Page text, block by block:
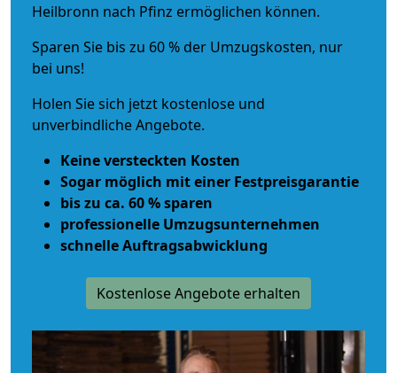
Heilbronn nach Pfinz ermöglichen können.
Sparen Sie bis zu 60 % der Umzugskosten, nur
bei uns!
Holen Sie sich jetzt kostenlose und
unverbindliche Angebote.
Keine versteckten Kosten
Sogar möglich mit einer Festpreisgarantie
bis zu ca. 60 % sparen
professionelle Umzugsunternehmen
schnelle Auftragsabwicklung
Kostenlose Angebote erhalten